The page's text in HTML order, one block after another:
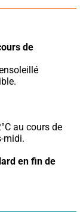
de
au cours de
midi.
en fin de